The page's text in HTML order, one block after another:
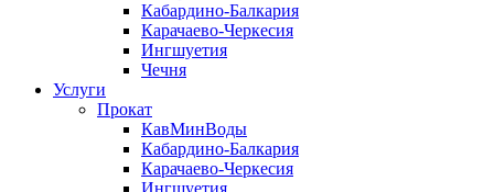
Кабардино-Балкария
Карачаево-Черкесия
Ингшуетия
Чечня
Услуги
Прокат
КавМинВоды
Кабардино-Балкария
Карачаево-Черкесия
Ингшуетия